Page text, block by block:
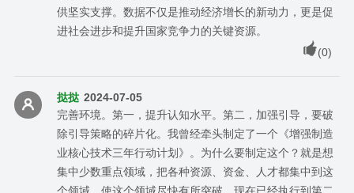
供坚实支撑。数据不仅是推动经济增长的新动力，更是促
进社会进步和提升国家竞争力的关键资源。
(0)
挞挞 2024-07-05
完善环境。第一，提升认知水平。第二，加强引导，要破
除引导策略的碎片化。我曾经牵头制定了一个《增强制造
业核心技术三年行动计划》。为什么要制定这个？就是想
集中少数重点领域，把各种资源、资金、人才都集中到这